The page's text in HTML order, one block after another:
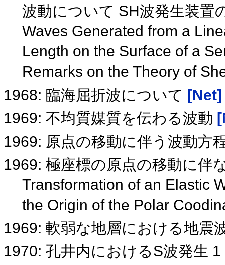
波動について SH波発生装置
Waves Generated from a
Length on the Surface of a
Remarks on the Theory of
1968: 臨海屈折波について [Net]
1969: 不均質媒質を伝わる波動
1969: 原点の移動に伴う波動方
1969: 極座標の原点の移動に伴
Transformation of an Elastic
the Origin of the Polar
1969: 軟弱な地層における地震
1970: 孔井内におけるS波発生